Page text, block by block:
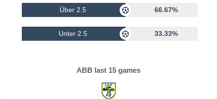
Über 2.5 66.67%
Unter 2.5 33.33%
ABB last 15 games